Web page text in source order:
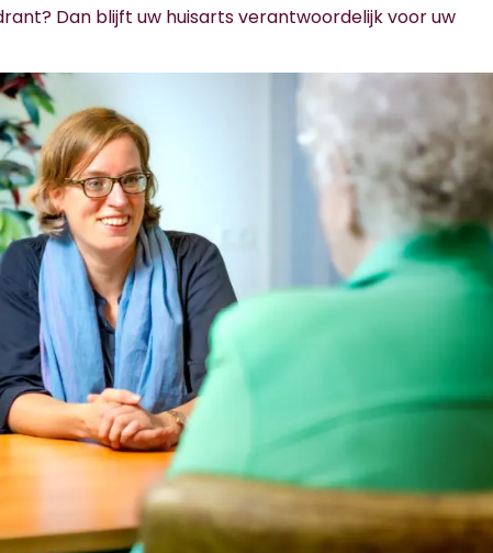
Dan blijft uw huisarts verantwoordelijk voor uw